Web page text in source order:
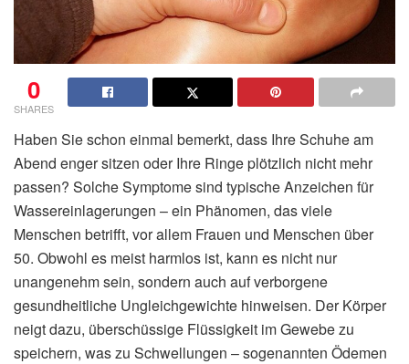
0
SHARES
Haben Sie schon einmal bemerkt, dass Ihre Schuhe am
Abend enger sitzen oder Ihre Ringe plötzlich nicht mehr
passen? Solche Symptome sind typische Anzeichen für
Wassereinlagerungen – ein Phänomen, das viele
Menschen betrifft, vor allem Frauen und Menschen über
50. Obwohl es meist harmlos ist, kann es nicht nur
unangenehm sein, sondern auch auf verborgene
gesundheitliche Ungleichgewichte hinweisen. Der Körper
neigt dazu, überschüssige Flüssigkeit im Gewebe zu
speichern, was zu Schwellungen – sogenannten Ödemen